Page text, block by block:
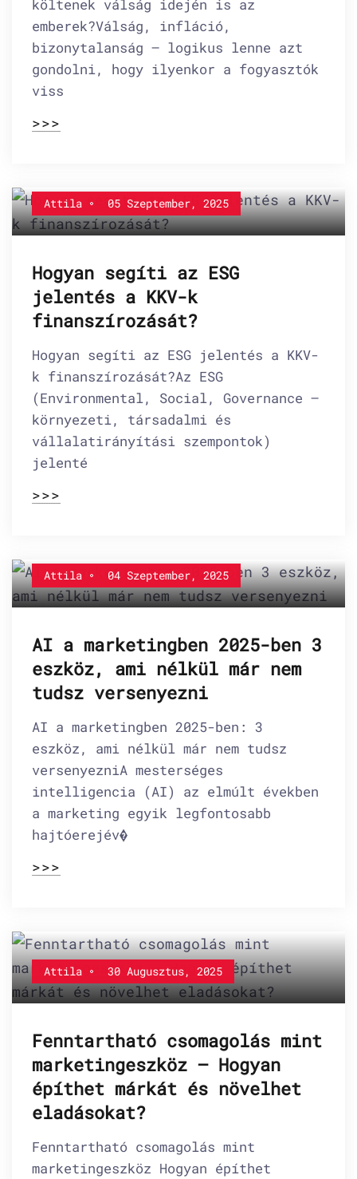
költenek válság idején is az
emberek?Válság, infláció,
bizonytalanság – logikus lenne azt
gondolni, hogy ilyenkor a fogyasztók
viss
>>>
Attila 05 Szeptember, 2025
Hogyan segíti az ESG
jelentés a KKV-k
finanszírozását?
Hogyan segíti az ESG jelentés a KKV-
k finanszírozását?Az ESG
(Environmental, Social, Governance –
környezeti, társadalmi és
vállalatirányítási szempontok)
jelenté
>>>
Attila 04 Szeptember, 2025
AI a marketingben 2025-ben 3
eszköz, ami nélkül már nem
tudsz versenyezni
AI a marketingben 2025-ben: 3
eszköz, ami nélkül már nem tudsz
versenyezniA mesterséges
intelligencia (AI) az elmúlt években
a marketing egyik legfontosabb
hajtóerejév�
>>>
Attila 30 Augusztus, 2025
Fenntartható csomagolás mint
marketingeszköz – Hogyan
építhet márkát és növelhet
eladásokat?
Fenntartható csomagolás mint
marketingeszköz Hogyan építhet